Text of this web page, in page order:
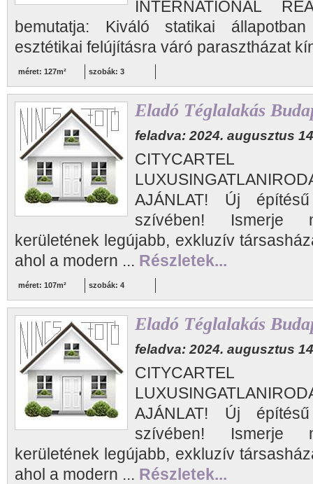
INTERNATIONAL
bemutatja: Kiváló statikai
esztétikai felújításra váró parasztházat
méret: 127m² szobák: 3
Eladó Téglalakás
feladva: 2024. augusztus
CITYCARTEL
AJÁNLAT! Új
szívében! Ismerje
kerületének legújabb, exkluzív
ahol a modern ... Részletek...
méret: 107m² szobák: 4
Eladó Téglalakás
feladva: 2024. augusztus
CITYCARTEL
AJÁNLAT! Új
szívében! Ismerje
kerületének legújabb, exkluzív
ahol a modern ... Részletek...